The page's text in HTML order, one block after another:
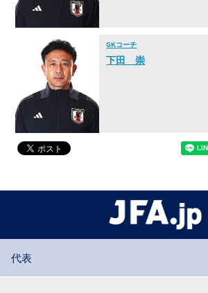
GKコーチ
下田 崇
代表